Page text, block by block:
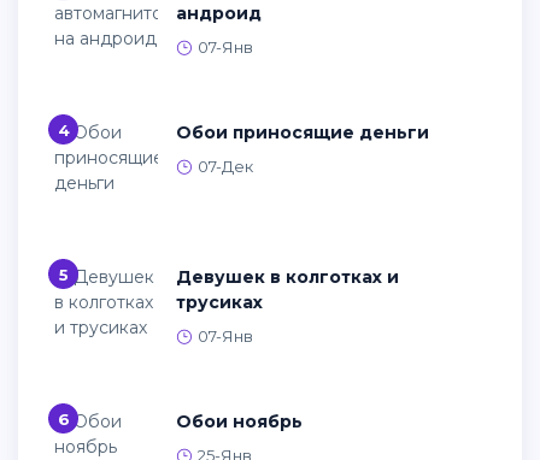
андроид
07-Янв
4 Обои приносящие деньги
07-Дек
5
Девушек в колготках и
трусиках
07-Янв
6 Обои ноябрь
25-Янв